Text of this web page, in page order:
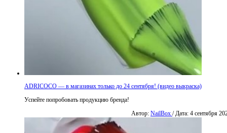
ADRICOCO — в магазинах только до 24 сентября! (видео выкраска)
Успейте попробовать продукцию бренда!
Автор: NailBox / Дата: 4 сентября